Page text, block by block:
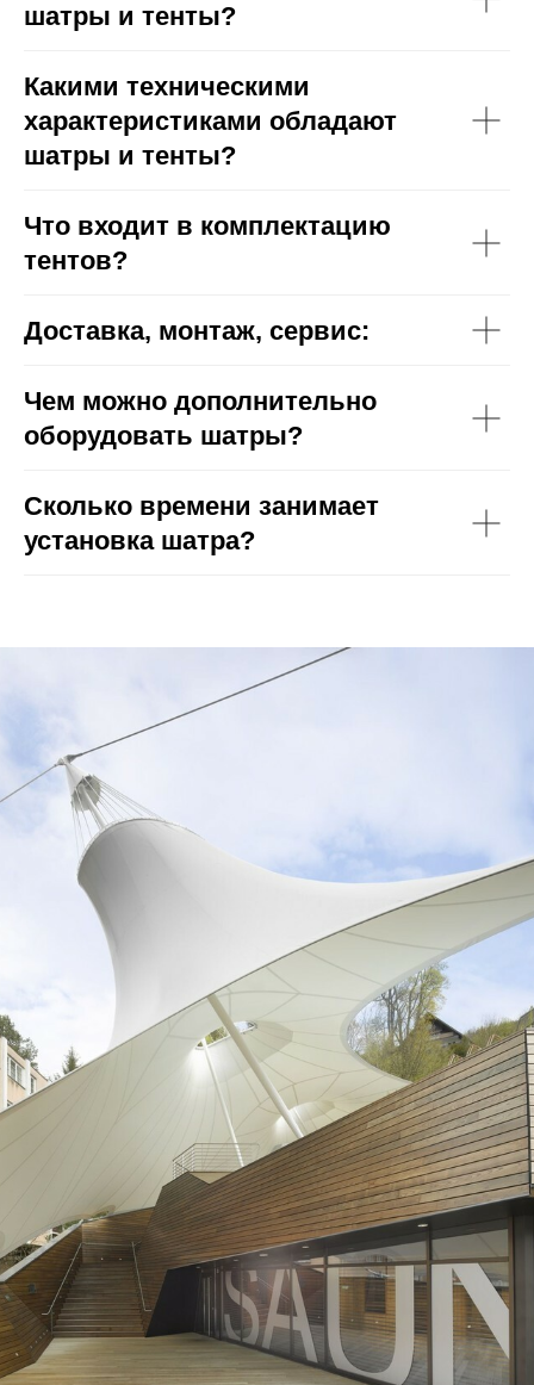
шатры и тенты?
Какими техническими
характеристиками обладают
шатры и тенты?
Что входит в комплектацию
тентов?
Доставка, монтаж, сервис:
Чем можно дополнительно
оборудовать шатры?
Сколько времени занимает
установка шатра?